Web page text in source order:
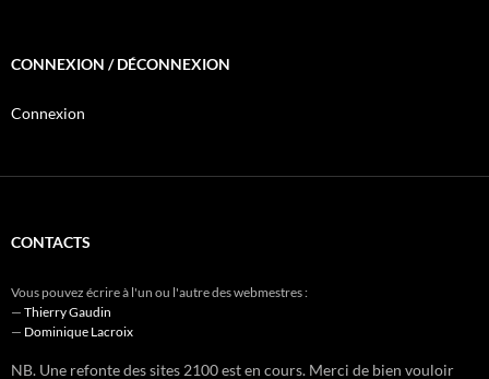
CONNEXION / DÉCONNEXION
Connexion
CONTACTS
Vous pouvez écrire à l'un ou l'autre des webmestres :
— Thierry Gaudin
— Dominique Lacroix
NB. Une refonte des sites 2100 est en cours. Merci de bien vouloir